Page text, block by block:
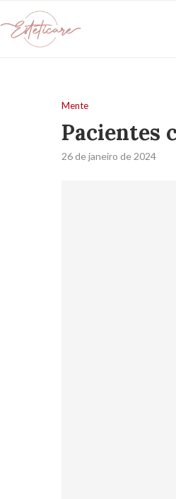
Mente
Pacientes
26 de janeiro de 2024